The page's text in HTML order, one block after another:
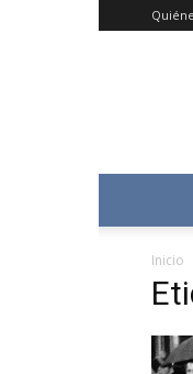
Inicio